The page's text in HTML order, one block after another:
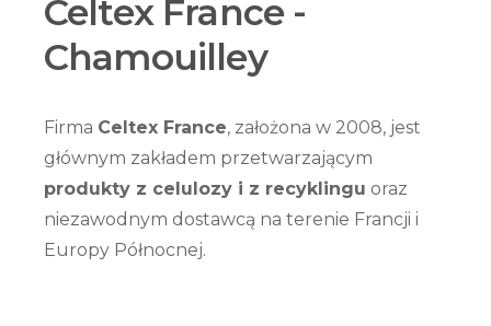
Celtex France -
Chamouilley
Firma Celtex France, założona w 2008, jest
głównym zakładem przetwarzającym
produkty z celulozy i z recyklingu oraz
niezawodnym dostawcą na terenie Francji i
Europy Północnej.